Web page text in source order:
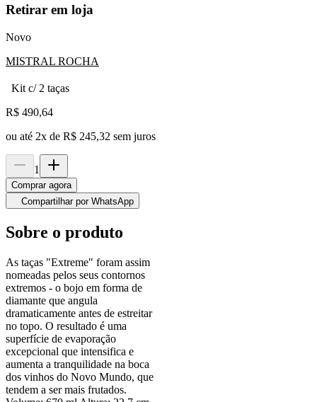
Retirar em loja
Novo
MISTRAL ROCHA
Kit c/ 2 taças
R$ 490,64
ou até 2x de R$ 245,32 sem juros
1
Comprar agora
Compartilhar por WhatsApp
Sobre o produto
As taças "Extreme" foram assim
nomeadas pelos seus contornos
extremos - o bojo em forma de
diamante que angula
dramaticamente antes de estreitar
no topo. O resultado é uma
superfície de evaporação
excepcional que intensifica e
aumenta a tranquilidade na boca
dos vinhos do Novo Mundo, que
tendem a ser mais frutados.